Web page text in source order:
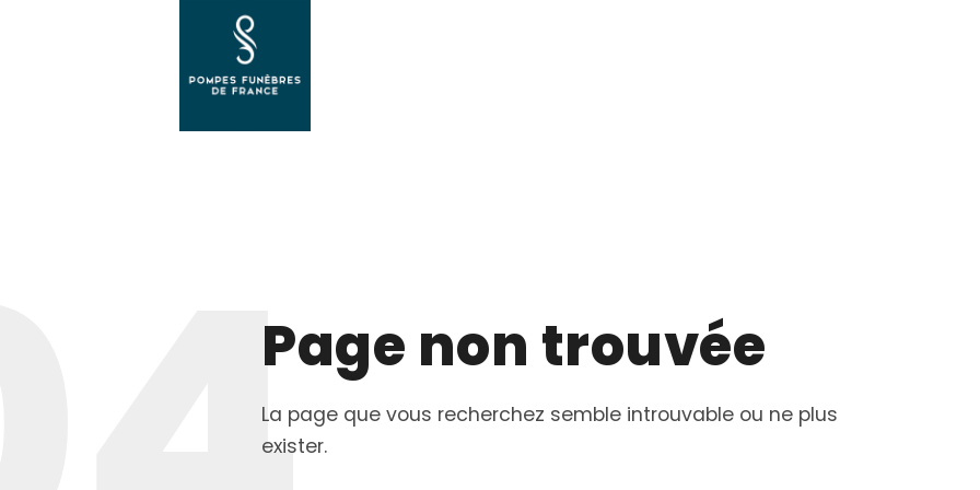
Page non trouvée
La page que vous recherchez semble introuvable ou ne plus
exister.